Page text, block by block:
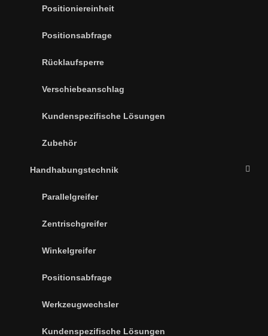
Positioniereinheit
Positionsabfrage
Rücklaufsperre
Verschiebeanschlag
Kundenspezifische Lösungen
Zubehör
Handhabungstechnik
Parallelgreifer
Zentrischgreifer
Winkelgreifer
Positionsabfrage
Werkzeugwechsler
Kundenspezifische Lösungen